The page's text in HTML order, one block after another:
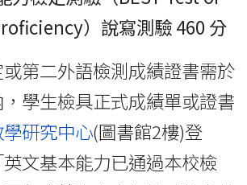
）說寫測驗 460 分
第二外語檢測成績證書需於
，學生檢具正式成績單或證書
研究中心(圖書館2樓)登
文基本能力已通過本校檢